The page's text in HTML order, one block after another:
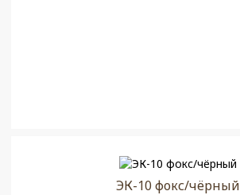
ЭК-10 фокс/чёрный